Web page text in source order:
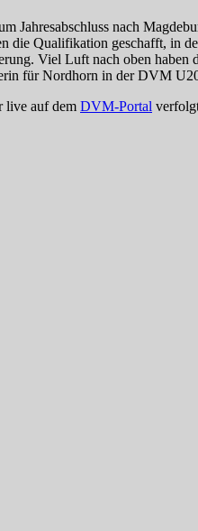
Jahresabschluss nach
die Qualifikation geschafft,
Viel Luft nach oben
für Nordhorn in der DVM
live auf dem DVM-Portal